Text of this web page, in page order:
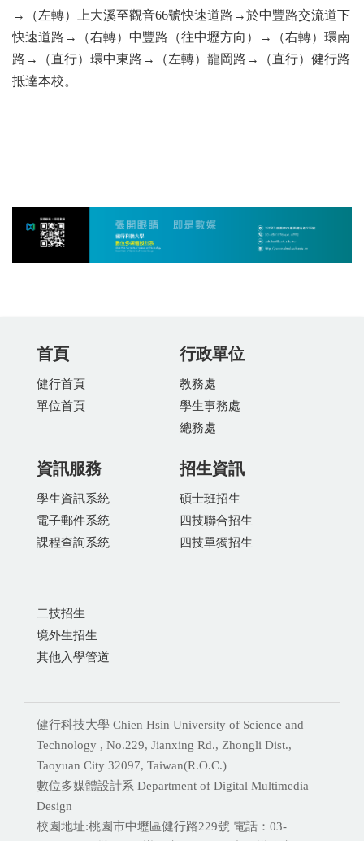
→（左轉）上大溪至觀音66號快速道路→於中豐路交流道下
快速道路→（右轉）中豐路（往中壢方向）→（右轉）環南
路→（直行）環中東路→（左轉）龍岡路→（直行）健行路
抵達本校。
首頁
健行首頁
單位首頁
行政單位
教務處
學生事務處
總務處
資訊服務
學生資訊系統
電子郵件系統
課程查詢系統
招生資訊
碩士班招生
四技聯合招生
四技單獨招生
二技招生
境外生招生
其他入學管道
健行科技大學 Chien Hsin University of Science and
Technology , No.229, Jianxing Rd., Zhongli Dist.,
Taoyuan City 32097, Taiwan(R.O.C.)
數位多媒體設計系 Department of Digital Multimedia
Design
校園地址:桃園市中壢區健行路229號 電話：03-